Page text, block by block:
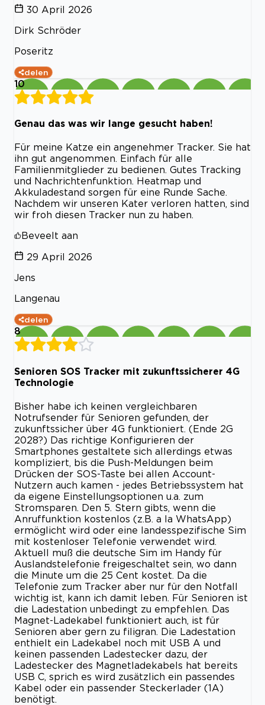
30 April 2026
Dirk Schröder
Poseritz
delen
10
Genau das was wir lange gesucht haben!
Für meine Katze ein angenehmer Tracker. Sie hat
ihn gut angenommen. Einfach für alle
Familienmitglieder zu bedienen. Gutes Tracking
und Nachrichtenfunktion. Heatmap und
Akkuladestand sorgen für eine Runde Sache.
Nachdem wir unseren Kater verloren hatten, sind
wir froh diesen Tracker nun zu haben.
Beveelt aan
29 April 2026
Jens
Langenau
delen
8
Senioren SOS Tracker mit zukunftssicherer 4G
Technologie
Bisher habe ich keinen vergleichbaren
Notrufsender für Senioren gefunden, der
zukunftssicher über 4G funktioniert. (Ende 2G
2028?) Das richtige Konfigurieren der
Smartphones gestaltete sich allerdings etwas
kompliziert, bis die Push-Meldungen beim
Drücken der SOS-Taste bei allen Account-
Nutzern auch kamen - jedes Betriebssystem hat
da eigene Einstellungsoptionen u.a. zum
Stromsparen. Den 5. Stern gibts, wenn die
Anruffunktion kostenlos (z.B. a la WhatsApp)
ermöglicht wird oder eine landesspezifische Sim
mit kostenloser Telefonie verwendet wird.
Aktuell muß die deutsche Sim im Handy für
Auslandstelefonie freigeschaltet sein, wo dann
die Minute um die 25 Cent kostet. Da die
Telefonie zum Tracker aber nur für den Notfall
wichtig ist, kann ich damit leben. Für Senioren ist
die Ladestation unbedingt zu empfehlen. Das
Magnet-Ladekabel funktioniert auch, ist für
Senioren aber gern zu filigran. Die Ladestation
enthielt ein Ladekabel noch mit USB A und
keinen passenden Ladestecker dazu, der
Ladestecker des Magnetladekabels hat bereits
USB C, sprich es wird zusätzlich ein passendes
Kabel oder ein passender Steckerlader (1A)
benötigt.